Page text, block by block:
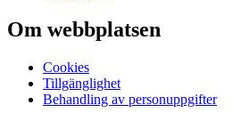
Om webbplatsen
Cookies
Tillgänglighet
Behandling av personuppgifter